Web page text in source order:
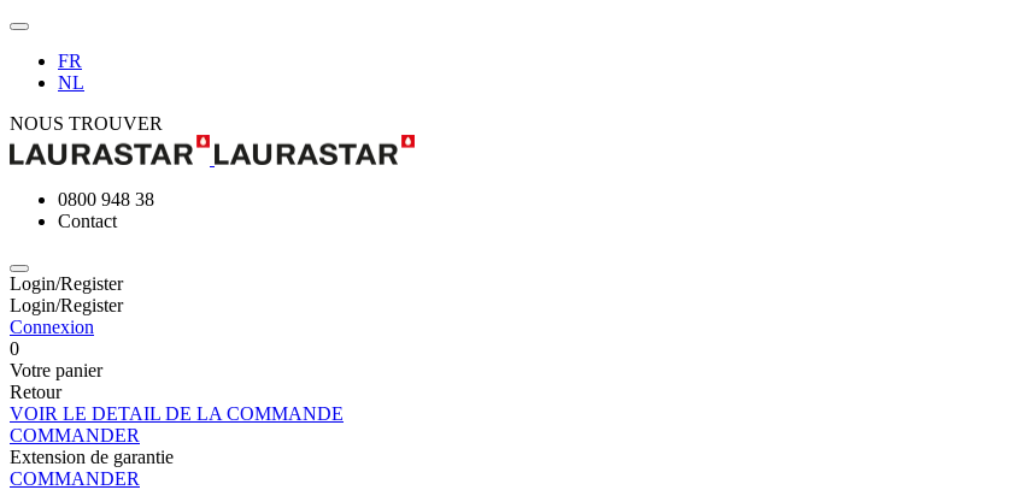
FR
NL
NOUS TROUVER
0800 948 38
Contact
Login/Register
Login/Register
Connexion
0
Votre panier
Retour
VOIR LE DETAIL DE LA COMMANDE
COMMANDER
Extension de garantie
COMMANDER